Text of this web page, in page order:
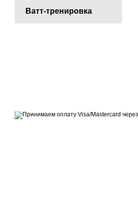
Ватт-тренировка